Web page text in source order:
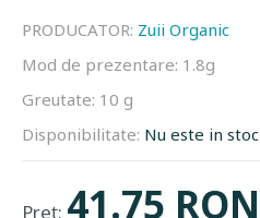
PRODUCATOR: Zuii Organic
Mod de prezentare: 1.8g
Greutate: 10 g
Disponibilitate: Nu este in stoc
Preţ: 41.75 RON